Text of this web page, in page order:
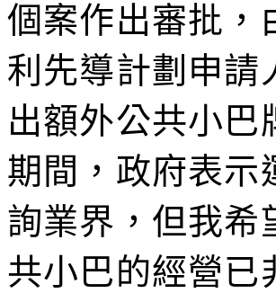
個案作出審批，
利先導計劃申請
出額外公共小巴
期間，政府表示
詢業界，但我希
共小巴的經營已